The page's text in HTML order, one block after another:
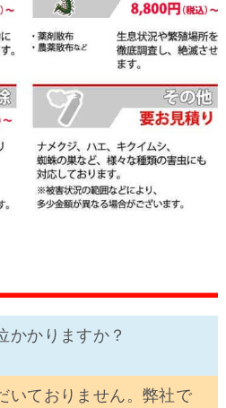
かかりますか？
いておりません。弊社で